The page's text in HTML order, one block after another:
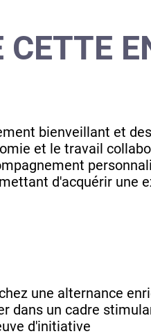
bienveillant et
et le travail
d'acquérir une
une alternance
dans un cadre
d'initiative